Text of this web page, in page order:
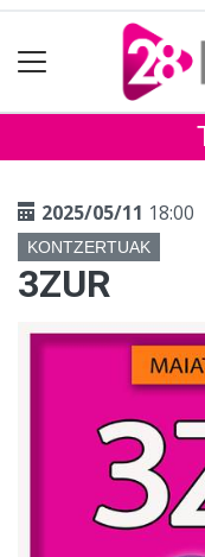
2025/05/11 18:00
KONTZERTUAK
3ZUR